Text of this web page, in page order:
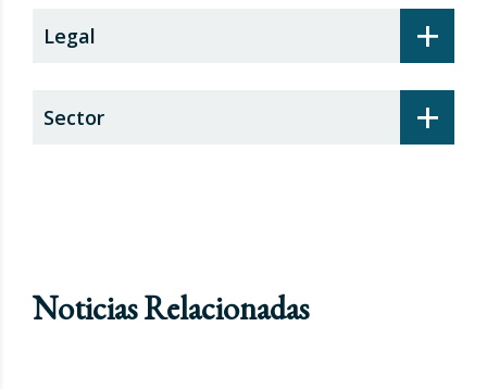
+
Legal
+
Sector
Noticias Relacionadas